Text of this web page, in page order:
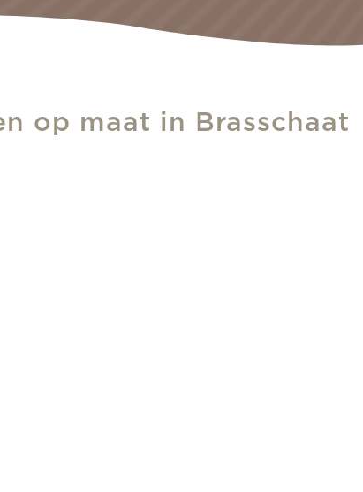
op maat in Brasschaat